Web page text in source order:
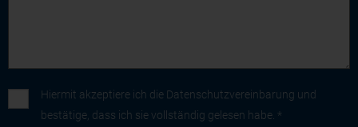
Hiermit akzeptiere ich die Datenschutzvereinbarung und
bestätige, dass ich sie vollständig gelesen habe. *